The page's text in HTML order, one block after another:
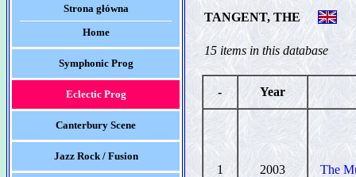
Strona główna
Home
Symphonic Prog
Eclectic Prog
Canterbury Scene
Jazz Rock / Fusion
TANGENT, THE
15 items in this database
- Year
1 2003 The